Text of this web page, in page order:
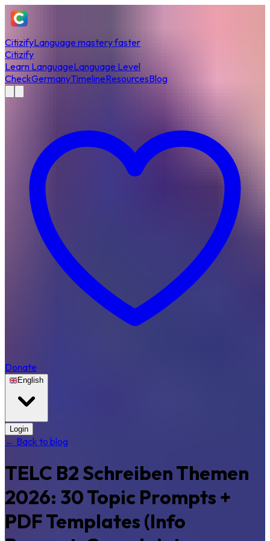
CitizifyLanguage mastery faster
Citizify
Learn LanguageLanguage Level
CheckGermanyTimelineResourcesBlog
Donate
English
Login
← Back to blog
TELC B2 Schreiben Themen
2026: 30 Topic Prompts +
PDF Templates (Info